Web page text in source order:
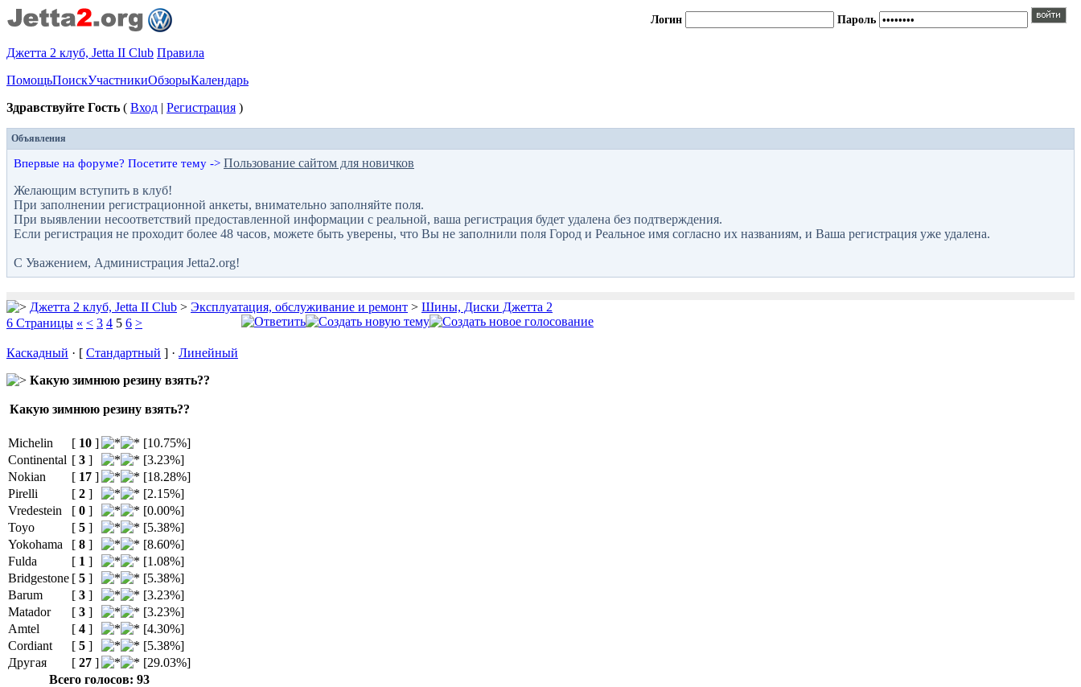
Логин Пароль
Джетта 2 клуб, Jetta II Club Правила
ПомощьПоискУчастникиОбзорыКалендарь
Здравствуйте Гость ( Вход | Регистрация )
Объявления
Впервые на форуме? Посетите тему -> Пользование сайтом для новичков
Желающим вступить в клуб!
При заполнении регистрационной анкеты, внимательно заполняйте поля.
При выявлении несоответствий предоставленной информации с реальной, ваша регистрация будет удалена без подтверждения.
Если регистрация не проходит более 48 часов, можете быть уверены, что Вы не заполнили поля Город и Реальное имя согласно их названиям, и Ваша регистрация уже удалена.
С Уважением, Администрация Jetta2.org!
Джетта 2 клуб, Jetta II Club > Эксплуатация, обслуживание и ремонт > Шины, Диски Джетта 2
6 Страницы « < 3 4 5 6 >
Каскадный · [ Стандартный ] · Линейный
Какую зимнюю резину взять??
Какую зимнюю резину взять??
Michelin [ 10 ]
[10.75%]
Continental [ 3 ]
[3.23%]
Nokian
[ 17 ]
[18.28%]
Pirelli
[ 2 ]
[2.15%]
Vredestein
[ 0 ]
[0.00%]
Toyo
[ 5 ]
[5.38%]
Yokohama
[ 8 ]
[8.60%]
Fulda
[ 1 ]
[1.08%]
Bridgestone [ 5 ]
[5.38%]
Barum
[ 3 ]
[3.23%]
Matador
[ 3 ]
[3.23%]
Amtel
[ 4 ]
[4.30%]
Cordiant
[ 5 ]
[5.38%]
Другая
[ 27 ]
[29.03%]
Всего голосов: 93